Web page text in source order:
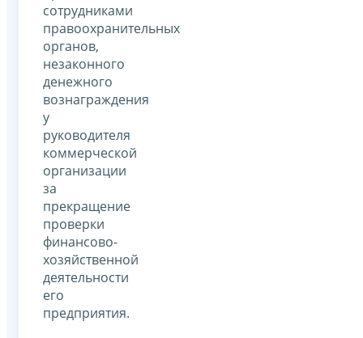
сотрудниками
правоохранительных
органов,
незаконного
денежного
вознаграждения
у
руководителя
коммерческой
организации
за
прекращение
проверки
финансово-
хозяйственной
деятельности
его
предприятия.